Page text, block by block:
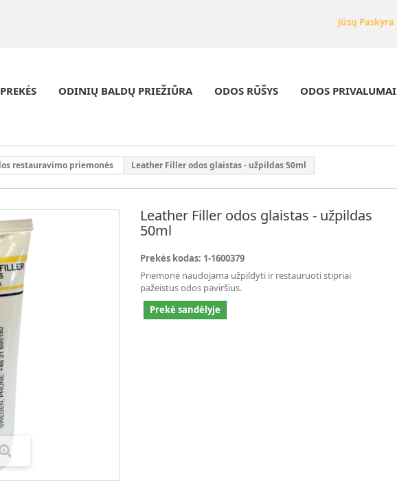
Jūsų Paskyra
ODINIŲ BALDŲ PRIEŽIŪRA ODOS RŪŠYS ODOS PRIVALUMAI
restauravimo priemonės Leather Filler odos glaistas - užpildas 50ml
Leather Filler odos glaistas - užpildas
50ml
Prekės kodas: 1-1600379
Priemonė naudojama užpildyti ir restauruoti stipriai
pažeistus odos paviršius.
Prekė sandėlyje